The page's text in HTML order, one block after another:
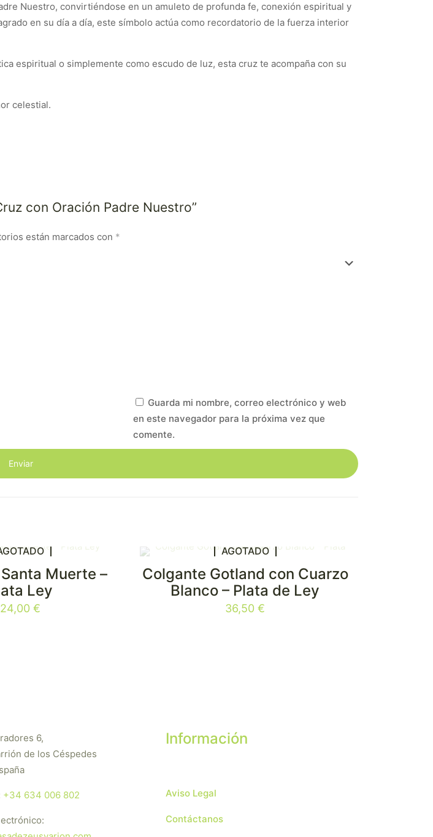
Nuestro, convirtiéndose en un amuleto de profunda fe, conexión espiritual y
en su día a día, este símbolo actúa como recordatorio de la fuerza interior
espiritual o simplemente como escudo de luz, esta cruz te acompaña con su
celestial.
con Oración Padre Nuestro”
están marcados con *
Guarda mi nombre, correo electrónico y web
en este navegador para la próxima vez que
comente.
Muerte –
Ley
24,00€
AGOTADO
Colgante Gotland con Cuarzo
Blanco – Plata de Ley
36,50€
6,
de los Céspedes
+34 634 006 802
Información
Aviso Legal
Contáctanos